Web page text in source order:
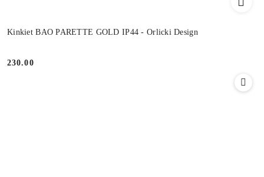
Kinkiet BAO PARETTE GOLD IP44 - Orlicki Design
Cena:
230.00